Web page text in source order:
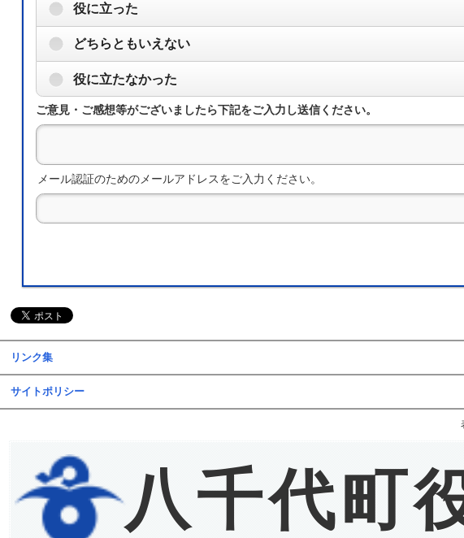
役に立った
どちらともいえない
役に立たなかった
ご意見・ご感想等がございましたら下記をご入力し送信ください。
メール認証のためのメールアドレスをご入力ください。
リンク集
サイトポリシー
八千代町